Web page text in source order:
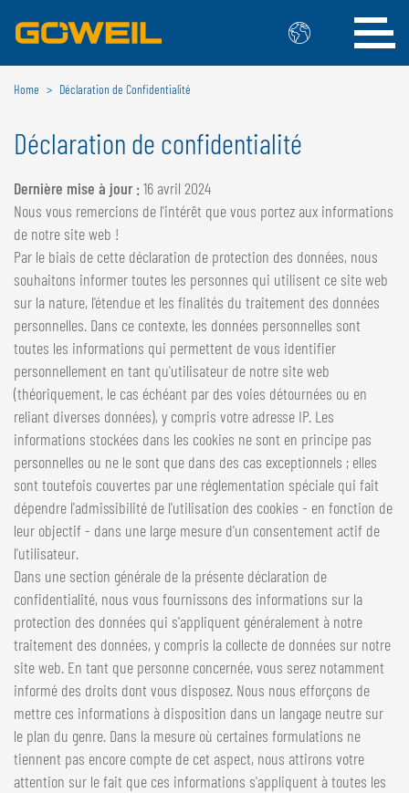
Choisissez votre langue/votre pays
INTERNATIONAL
GÖWEIL
DEUTSCH
ENGLISH
FRANÇAIS
NEDERLANDS
POLSKI
ČESKÝ
BELGIQUE
GÖWEIL BNL
NEDERLANDS
FRANÇAIS
DEUTSCH
SUISSE
GÖWEIL Schweiz
DEUTSCH
FRANÇAIS
Home Déclaration de Confidentialité
Déclaration de confidentialité
Dernière mise à jour : 16 avril 2024
Nous vous remercions de l'intérêt que vous portez aux informations
de notre site web !
Par le biais de cette déclaration de protection des données, nous
souhaitons informer toutes les personnes qui utilisent ce site web
sur la nature, l'étendue et les finalités du traitement des données
personnelles. Dans ce contexte, les données personnelles sont
toutes les informations qui permettent de vous identifier
personnellement en tant qu'utilisateur de notre site web
(théoriquement, le cas échéant par des voies détournées ou en
reliant diverses données), y compris votre adresse IP. Les
informations stockées dans les cookies ne sont en principe pas
personnelles ou ne le sont que dans des cas exceptionnels ; elles
sont toutefois couvertes par une réglementation spéciale qui fait
dépendre l'admissibilité de l'utilisation des cookies - en fonction de
leur objectif - dans une large mesure d'un consentement actif de
l'utilisateur.
Dans une section générale de la présente déclaration de
confidentialité, nous vous fournissons des informations sur la
protection des données qui s'appliquent généralement à notre
traitement des données, y compris la collecte de données sur notre
site web. En tant que personne concernée, vous serez notamment
informé des droits dont vous disposez. Nous nous efforçons de
mettre ces informations à disposition dans un langage neutre sur
le plan du genre. Dans la mesure où certaines formulations ne
tiennent pas encore compte de cet aspect, nous attirons votre
attention sur le fait que ces informations s'appliquent à toutes les